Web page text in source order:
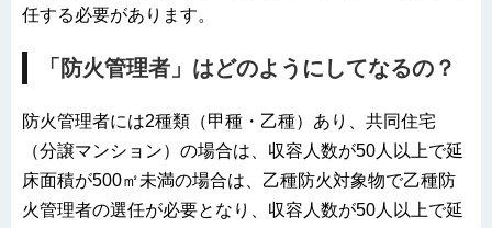
任する必要があります。
「防火管理者」はどのようにしてなるの？
防火管理者には2種類（甲種・乙種）あり、共同住宅
（分譲マンション）の場合は、収容人数が50人以上で延
床面積が500㎡未満の場合は、乙種防火対象物で乙種防
火管理者の選任が必要となり、収容人数が50人以上で延